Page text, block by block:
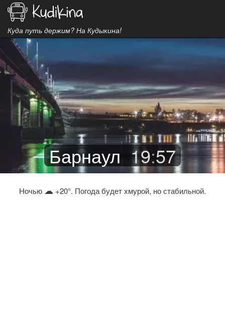
Куда путь держим? На Кудыкина!
Барнаул 19:57
Ночью ☁ +20°. Погода будет хмурой, но стабильной.